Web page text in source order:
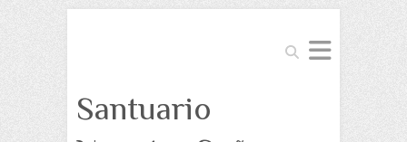
Buscar
Santuario